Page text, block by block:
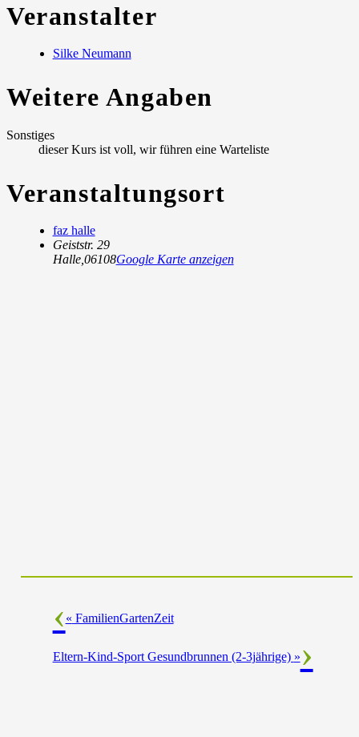
Veranstalter
Silke Neumann
Weitere Angaben
Sonstiges
dieser Kurs ist voll, wir führen eine Warteliste
Veranstaltungsort
faz halle
Geiststr. 29
Halle, 06108Google Karte anzeigen
« FamilienGartenZeit
Eltern-Kind-Sport Gesundbrunnen (2-3jährige) »